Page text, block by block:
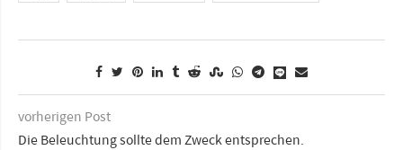
vorherigen Post
Die Beleuchtung sollte dem Zweck entsprechen.